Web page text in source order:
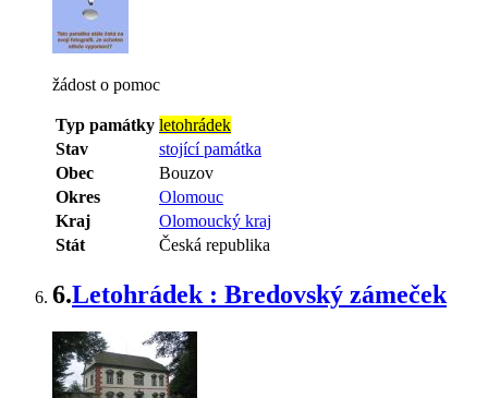
žádost o pomoc
Typ památky letohrádek
Stav
stojící památka
Obec
Bouzov
Okres
Olomouc
Kraj
Olomoucký kraj
Stát
Česká republika
6.Letohrádek : Bredovský zámeček